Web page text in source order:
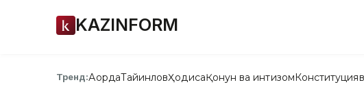
KAZINFORM
Тренд:АқордаТайинловҲодисаҚонун ва интизом